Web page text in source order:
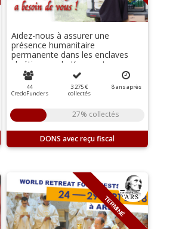
Aidez-nous à assurer une
présence humanitaire
permanente dans les enclaves
chrétiennes du Kosovo !
44
CredoFunders
3 275 €
collectés
8ansaprès
27% collectés
DONS
TERMINÉ